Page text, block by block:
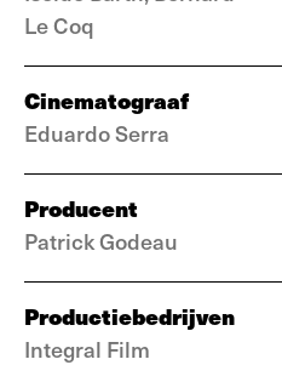
Le Coq
Cinematograaf
Eduardo Serra
Producent
Patrick Godeau
Productiebedrijven
Integral Film